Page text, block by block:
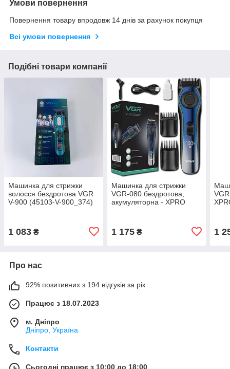
Умови повернення
Повернення товару впродовж 14 днів за рахунок покупця
Всі умови повернення
Подібні товари компанії
Машинка для стрижки
волосся бездротова VGR
V-900 (45103-V-900_374)
1 083 ₴
Машинка для стрижки
VGR-080 бездротова,
акумуляторна - XPRO
1 175₴ 1
Про нас
92% позитивних з 194 відгуків за рік
Працює з 18.07.2023
м. Дніпро
Дніпро, Україна
Контакти
Сьогодні працює з 10:00 до 18:00